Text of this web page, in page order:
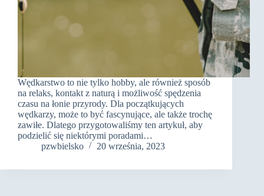
Wędkarstwo to nie tylko hobby, ale również sposób
na relaks, kontakt z naturą i możliwość spędzenia
czasu na łonie przyrody. Dla początkujących
wędkarzy, może to być fascynujące, ale także trochę
zawiłe. Dlatego przygotowaliśmy ten artykuł, aby
podzielić się niektórymi poradami…
pzwbielsko
20 września, 2023